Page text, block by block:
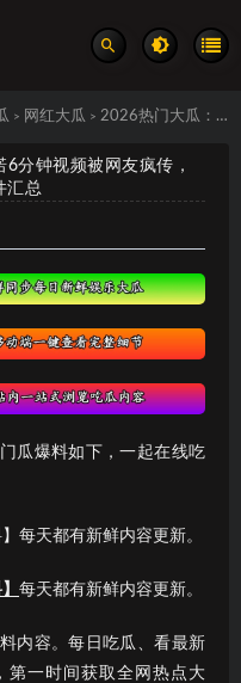
> 网红大瓜 > 2026热门大瓜：快手女网红吴希诺6分钟视频被网友疯传，快手女网红吴希诺咋了？ 真实事件汇总
分钟视频被网友疯传，
汇总
瓜爆料如下，一起在线吃
每天都有新鲜内容更新。
每天都有新鲜内容更新。
内容。每日吃瓜、看最新
第一时间获取全网热点大